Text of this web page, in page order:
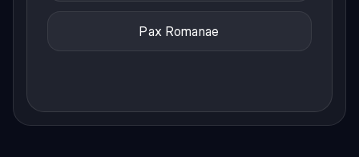
Pax Romanae